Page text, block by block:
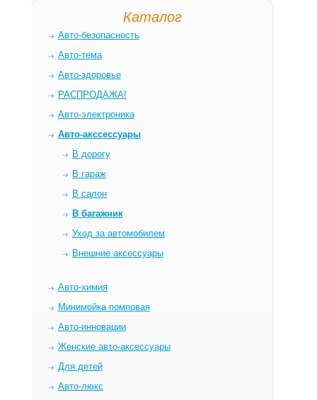
Каталог
Авто-безопасность
Авто-тема
Авто-здоровье
РАСПРОДАЖА!
Авто-электроника
Авто-акссессуары
В дорогу
В гараж
В салон
В багажник
Уход за автомобилем
Внешние аксессуары
Авто-химия
Минимойка помповая
Авто-инновации
Женские авто-аксессуары
Для детей
Авто-люкс